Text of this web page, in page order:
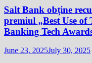
Salt Bank obține
premiul „Best Use
Banking Tech
June 23, 2025July 30, 2025